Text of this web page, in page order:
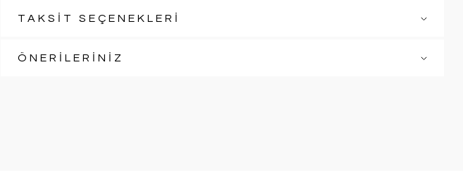
TAKSİT SEÇENEKLERİ
ÖNERİLERİNİZ